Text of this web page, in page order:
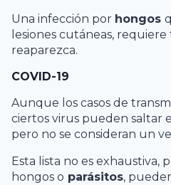
Una infección por hongos
lesiones cutáneas,
reaparezca.
COVID-19
Aunque los casos de
ciertos virus pueden saltar
pero no se consideran un
Esta lista no es exhaustiva,
hongos o parásitos,